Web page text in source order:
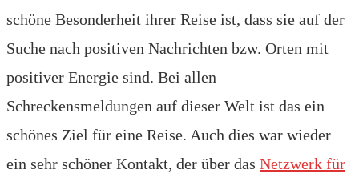
schöne Besonderheit ihrer Reise ist, dass sie auf der
Suche nach positiven Nachrichten bzw. Orten mit
positiver Energie sind. Bei allen
Schreckensmeldungen auf dieser Welt ist das ein
schönes Ziel für eine Reise. Auch dies war wieder
ein sehr schöner Kontakt, der über das Netzwerk für